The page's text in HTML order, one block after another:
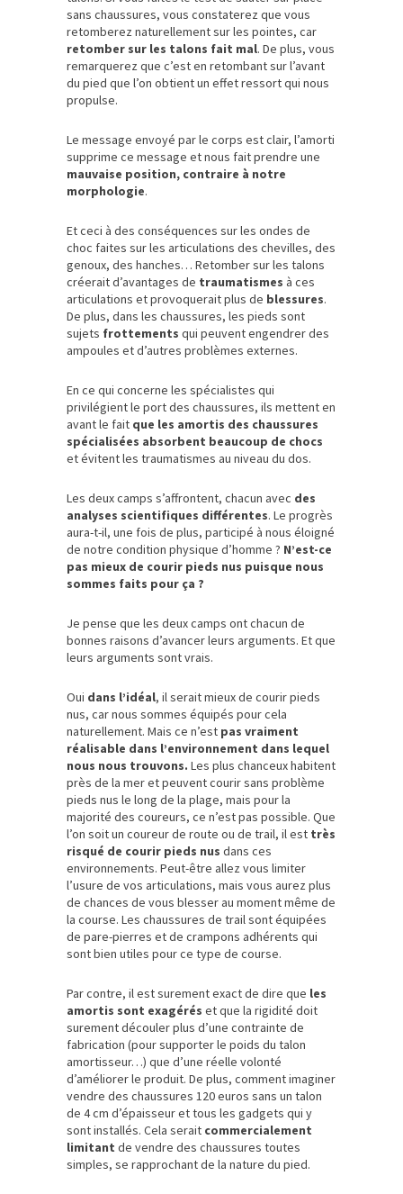
sans chaussures, vous constaterez que vous
retomberez naturellement sur les pointes, car
retomber sur les talons fait mal. De plus, vous
remarquerez que c’est en retombant sur l’avant
du pied que l’on obtient un effet ressort qui nous
propulse.
Le message envoyé par le corps est clair, l’amorti
supprime ce message et nous fait prendre une
mauvaise position, contraire à notre
morphologie.
Et ceci à des conséquences sur les ondes de
choc faites sur les articulations des chevilles, des
genoux, des hanches… Retomber sur les talons
créerait d’avantages de traumatismes à ces
articulations et provoquerait plus de blessures.
De plus, dans les chaussures, les pieds sont
sujets frottements qui peuvent engendrer des
ampoules et d’autres problèmes externes.
En ce qui concerne les spécialistes qui
privilégient le port des chaussures, ils mettent en
avant le fait que les amortis des chaussures
spécialisées absorbent beaucoup de chocs
et évitent les traumatismes au niveau du dos.
Les deux camps s’affrontent, chacun avec des
analyses scientifiques différentes. Le progrès
aura-t-il, une fois de plus, participé à nous éloigné
de notre condition physique d’homme ? N’est-ce
pas mieux de courir pieds nus puisque nous
sommes faits pour ça ?
Je pense que les deux camps ont chacun de
bonnes raisons d’avancer leurs arguments. Et que
leurs arguments sont vrais.
Oui dans l’idéal, il serait mieux de courir pieds
nus, car nous sommes équipés pour cela
naturellement. Mais ce n’est pas vraiment
réalisable dans l’environnement dans lequel
nous nous trouvons. Les plus chanceux habitent
près de la mer et peuvent courir sans problème
pieds nus le long de la plage, mais pour la
majorité des coureurs, ce n’est pas possible. Que
l’on soit un coureur de route ou de trail, il est très
risqué de courir pieds nus dans ces
environnements. Peut-être allez vous limiter
l’usure de vos articulations, mais vous aurez plus
de chances de vous blesser au moment même de
la course. Les chaussures de trail sont équipées
de pare-pierres et de crampons adhérents qui
sont bien utiles pour ce type de course.
Par contre, il est surement exact de dire que les
amortis sont exagérés et que la rigidité doit
surement découler plus d’une contrainte de
fabrication (pour supporter le poids du talon
amortisseur…) que d’une réelle volonté
d’améliorer le produit. De plus, comment imaginer
vendre des chaussures 120 euros sans un talon
de 4 cm d’épaisseur et tous les gadgets qui y
sont installés. Cela serait commercialement
limitant de vendre des chaussures toutes
simples, se rapprochant de la nature du pied.